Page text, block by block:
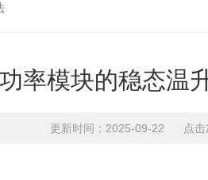
功率模块的稳态温
更新时间：2025-09-22 点击